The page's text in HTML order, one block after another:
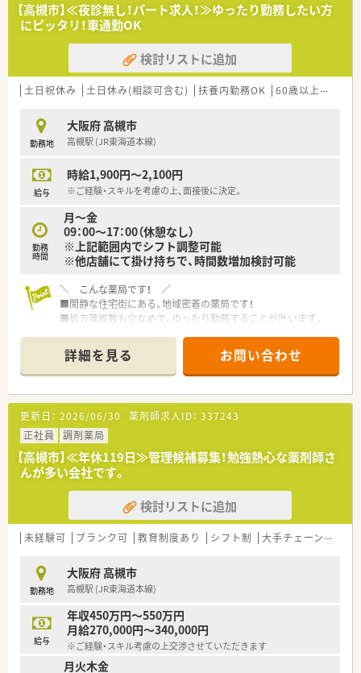
【高槻市】≪夜診無し！パート求人！≫ゆったり勤務したい方
にピッタリ！車通勤OK
検討リストに追加
土日祝休み 土日休み(相談可含む) 扶養内勤務OK 60歳以上可
勤務地
大阪府 高槻市
高槻駅 (JR東海道本線)
給与
時給1,900円～2,100円
※ご経験・スキルを考慮の上、面接後に決定。
勤務
時間
月～金
09：00～17：00（休憩なし）
※上記範囲内でシフト調整可能
※他店舗にて掛け持ちで、時間数増加検討可能
＼ こんな薬局です！ ／
■閑静な住宅街にある、地域密着の薬局です！
■処方箋枚数も少なめで、ゆったり勤務することが叶います。
■門前のクリニックさんは内科・小児科をメインで受けられてい
ます。
詳細を見る お問い合わせ
更新日： 2026/06/30 薬剤師求人ID： 337243
正社員
調剤薬局
【高槻市】≪年休119日≫管理候補募集！勉強熱心な薬剤師さ
んが多い会社です。
検討リストに追加
未経験可 ブランク可 教育制度あり シフト制 大手チェーン以外
勤務地
大阪府 高槻市
高槻駅 (JR東海道本線)
給与
年収450万円～550万円
月給270,000円～340,000円
※ご経験・スキル考慮の上交渉させていただきます
月火木金